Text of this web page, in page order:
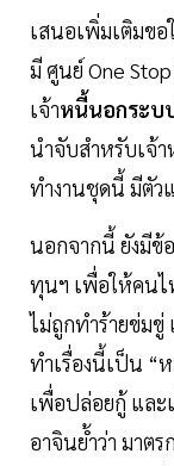
เสนอเพิ่มเติมขอ
มี ศูนย์ One
เจ้าหนี้นอกระบ
นำจับสำหรับเจ้
ทำงานชุดนี้ มีตัว
นอกจากนี้ ยังมีข้
ทุนฯ เพื่อให้คน
ไม่ถูกทำร้ายข่ม
ทำเรื่องนี้เป็น “
เพื่อปล่อยกู้ และ
อาจินย้ำว่า มาตร